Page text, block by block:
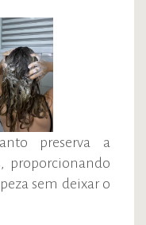
preserva a
proporcionando
sem deixar o